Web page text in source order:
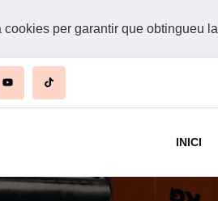
per garantir que obtingueu
INICI